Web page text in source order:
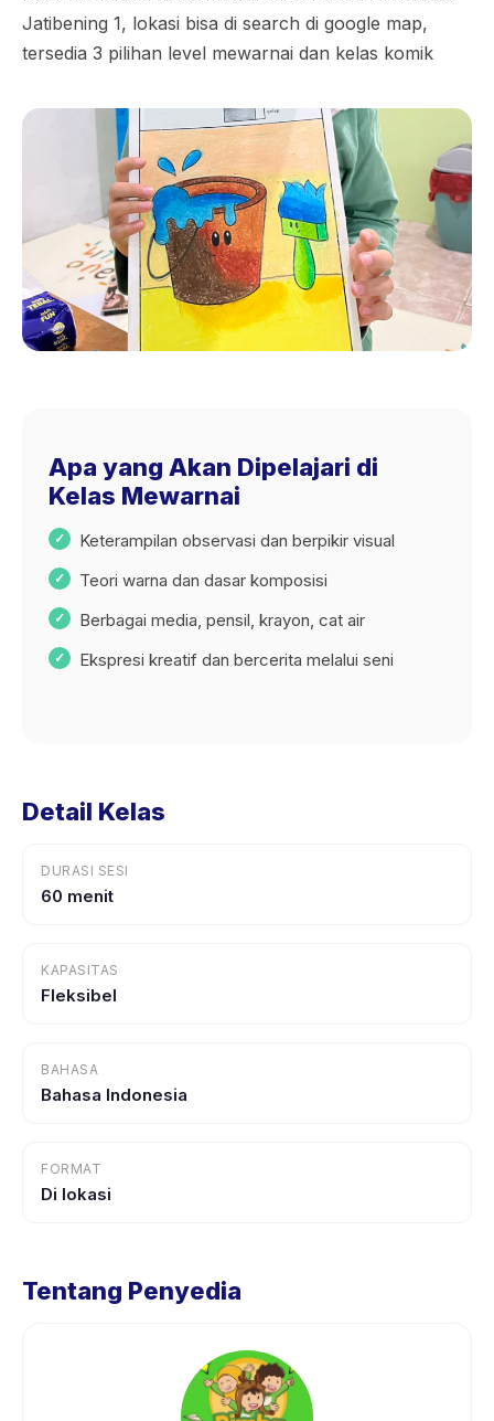
Jatibening 1, lokasi bisa di search di google map,
tersedia 3 pilihan level mewarnai dan kelas komik
Apa yang Akan Dipelajari di
Kelas Mewarnai
Keterampilan observasi dan berpikir visual
Teori warna dan dasar komposisi
Berbagai media, pensil, krayon, cat air
Ekspresi kreatif dan bercerita melalui seni
Detail Kelas
DURASI SESI
60 menit
KAPASITAS
Fleksibel
BAHASA
Bahasa Indonesia
FORMAT
Di lokasi
Tentang Penyedia